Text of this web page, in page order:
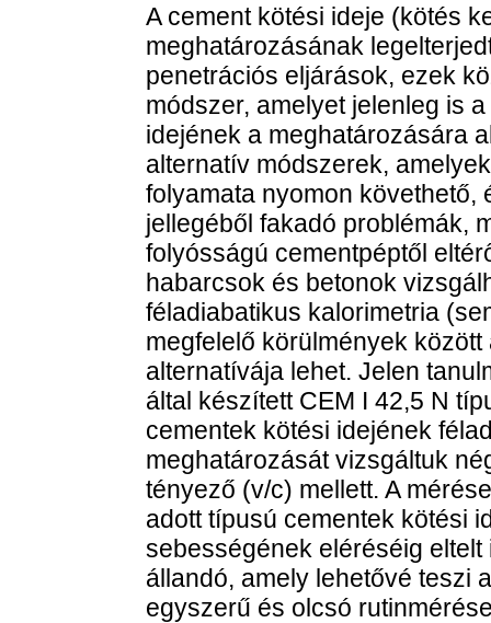
A cement kötési ideje (kötés
meghatározásának
penetrációs eljárások, ezek
módszer, amelyet jelenleg is
idejének a meghatározására
alternatív módszerek,
folyamata nyomon
jellegéből fakadó problémák,
folyósságú cementpéptől
habarcsok és betonok
féladiabatikus kalorimetria
megfelelő körülmények
alternatívája lehet. Jelen
által készített CEM I 42,5 N
cementek kötési idejének
meghatározását vizsgáltuk
tényező (v/c) mellett. A
adott típusú cementek kötési
sebességének eléréséig
állandó, amely lehetővé teszi
egyszerű és olcsó